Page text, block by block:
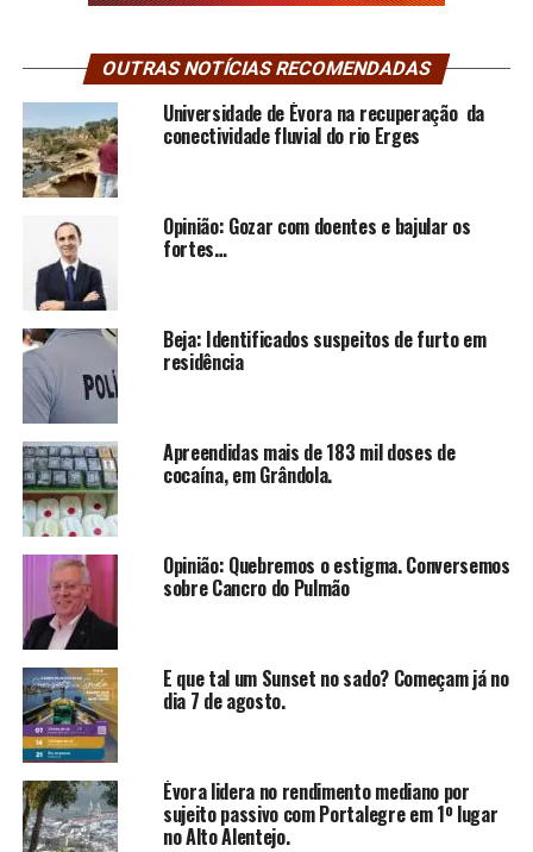
OUTRAS NOTÍCIAS RECOMENDADAS
Universidade de Évora na recuperação da
conectividade fluvial do rio Erges
Opinião: Gozar com doentes e bajular os
fortes…
Beja: Identificados suspeitos de furto em
residência
Apreendidas mais de 183 mil doses de
cocaína, em Grândola.
Opinião: Quebremos o estigma. Conversemos
sobre Cancro do Pulmão
E que tal um Sunset no sado? Começam já no
dia 7 de agosto.
Évora lidera no rendimento mediano por
sujeito passivo com Portalegre em 1º lugar
no Alto Alentejo.